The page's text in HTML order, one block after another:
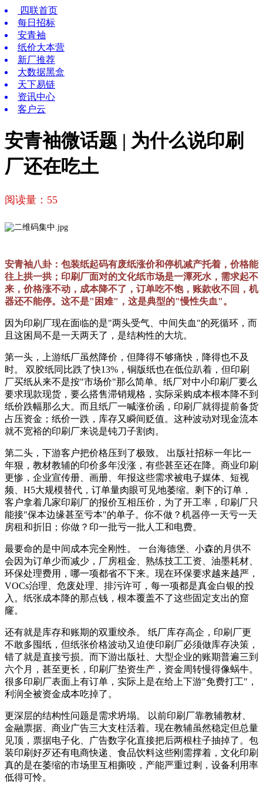
四联首页
每日招标
安青袖
纸价大本营
新厂推荐
大数据黑盒
天下易链
资讯中心
客户云
安青袖微话题 | 为什么说印刷
厂还在吃土
阅读量： 55
安青袖八卦：包装纸起码有废纸涨价和停机减产托着，价格能
往上拱一拱；印刷厂面对的文化纸市场是一潭死水，需求起不
来，价格涨不动，成本降不了，订单吃不饱，账款收不回，机
器还不能停。这不是"困难"，这是典型的"慢性失血"。
因为印刷厂现在面临的是"两头受气、中间失血"的死循环，而
且这困局不是一天两天了，是结构性的大坑。
第一头，上游纸厂虽然降价，但降得不够痛快，降得也不及
时。 双胶纸同比跌了快13%，铜版纸也在低位趴着，但印刷
厂买纸从来不是按"市场价"那么简单。纸厂对中小印刷厂要么
要求现款现货，要么搭售滞销规格，实际采购成本根本降不到
纸价跌幅那么大。而且纸厂一喊涨价函，印刷厂就得提前备货
占压资金；纸价一跌，库存又瞬间贬值。这种波动对现金流本
就不宽裕的印刷厂来说是钝刀子割肉。
第二头，下游客户把价格压到了极致。 出版社招标一年比一
年狠，教材教辅的印价多年没涨，有些甚至还在降。商业印刷
更惨，企业宣传册、画册、年报这些需求被电子媒体、短视
频、H5大规模替代，订单量肉眼可见地萎缩。剩下的订单，
客户拿着几家印刷厂的报价互相压价，为了开工率，印刷厂只
能接"保本边缘甚至亏本"的单子。你不做？机器停一天亏一天
房租和折旧；你做？印一批亏一批人工和电费。
最要命的是中间成本完全刚性。 一台海德堡、小森的月供不
会因为订单少而减少，厂房租金、熟练技工工资、油墨耗材、
环保处理费用，哪一项都省不下来。现在环保要求越来越严，
VOCs治理、危废处理、排污许可，每一项都是真金白银的投
入。纸张成本降的那点钱，根本覆盖不了这些固定支出的窟
窿。
还有就是库存和账期的双重绞杀。 纸厂库存高企，印刷厂更
不敢多囤纸，但纸张价格波动又迫使印刷厂必须做库存决策，
错了就是直接亏损。而下游出版社、大型企业的账期普遍三到
六个月，甚至更长，印刷厂垫资生产，资金周转慢得像蜗牛。
很多印刷厂表面上有订单，实际上是在给上下游"免费打工"，
利润全被资金成本吃掉了。
更深层的结构性问题是需求坍塌。 以前印刷厂靠教辅教材、
金融票据、商业广告三大支柱活着。现在教辅虽然稳定但总量
见顶，票据电子化、广告数字化直接把后两根柱子抽掉了。包
装印刷好歹还有电商快递、食品饮料这些刚需撑着，文化印刷
真的是在萎缩的市场里互相撕咬，产能严重过剩，设备利用率
低得可怜。